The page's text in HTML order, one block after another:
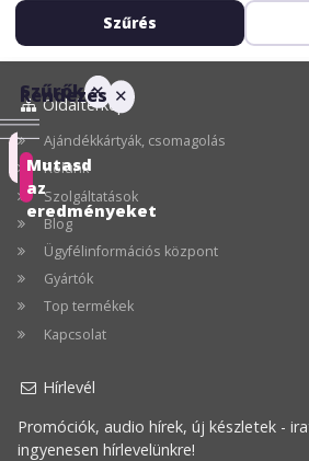
Szűrés
Szűrők ✕
Mutasd
az
eredményeket
Rendezés ✕
Ajánlott
Ár
szerint
növekvő
Ár
szerint
akció
Oldaltérkép
Ajándékkártyák, csomagolás
Rólunk
Szolgáltatások
Blog
Ügyfélinformációs központ
Gyártók
Top termékek
Kapcsolat
Hírlevél
Promóciók, audio hírek, új készletek -
ingyenesen hírlevelünkre!